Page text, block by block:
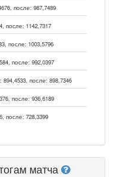
после: 987,7489
после: 1142,7317
после: 1003,5796
после: 992,0397
после: 898,7346
после: 936,6189
после: 728,3399
матча